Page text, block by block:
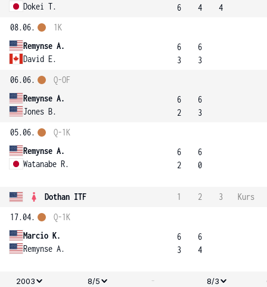
Dokei T.
6
4
4
08.06.
Remynse A.
David E.
1K
6
3
6
3
06.06.
Remynse A.
Jones B.
Q-OF
6
2
6
3
05.06.
Remynse A.
Watanabe R.
Q-1K
6
2
6
0
Dothan ITF 1 2 3
Kurs
17.04.
Marcio K.
Remynse A.
Q-1K
6
3
6
4
2003 8/5 - 8/3